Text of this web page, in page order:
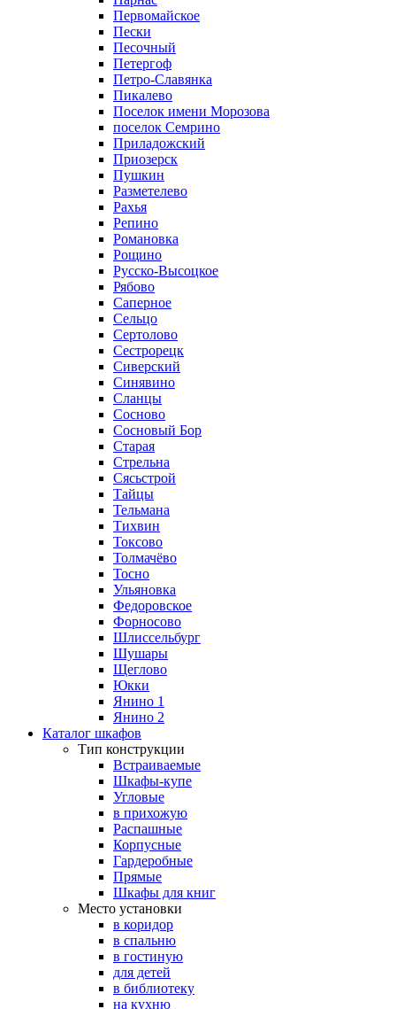
Первомайское
Пески
Песочный
Петергоф
Петро-Славянка
Пикалево
Поселок имени Морозова
поселок Семрино
Приладожский
Приозерск
Пушкин
Разметелево
Рахья
Репино
Романовка
Рощино
Русско-Высоцкое
Рябово
Саперное
Сельцо
Сертолово
Сестрорецк
Сиверский
Синявино
Сланцы
Сосново
Сосновый Бор
Старая
Стрельна
Сясьстрой
Тайцы
Тельмана
Тихвин
Токсово
Толмачёво
Тосно
Ульяновка
Федоровское
Форносово
Шлиссельбург
Шушары
Щеглово
Юкки
Янино 1
Янино 2
Каталог шкафов
Тип конструкции
Встраиваемые
Шкафы-купе
Угловые
в прихожую
Распашные
Корпусные
Гардеробные
Прямые
Шкафы для книг
Место установки
в коридор
в спальню
в гостиную
для детей
в библиотеку
на кухню